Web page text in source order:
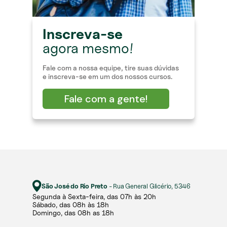
Inscreva-se
agora mesmo!
Fale com a nossa equipe, tire suas dúvidas
e inscreva-se em um dos nossos cursos.
Fale com a gente!
São José do Rio Preto- Rua General Glicério, 5346
Segunda à Sexta-feira, das 07h às 20h​​
Sábado, das 08h às 18h ​
Domingo, das 08h as 18h